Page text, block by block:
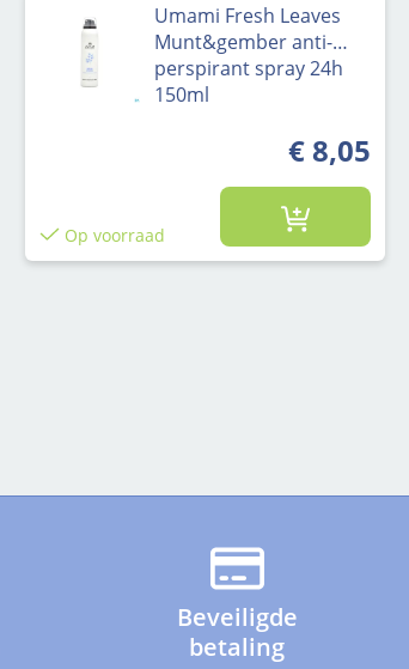
Umami Fresh Leaves
Munt&gember anti-
perspirant spray 24h
150ml
€ 8,05
Op voorraad
Beveiligde
betaling